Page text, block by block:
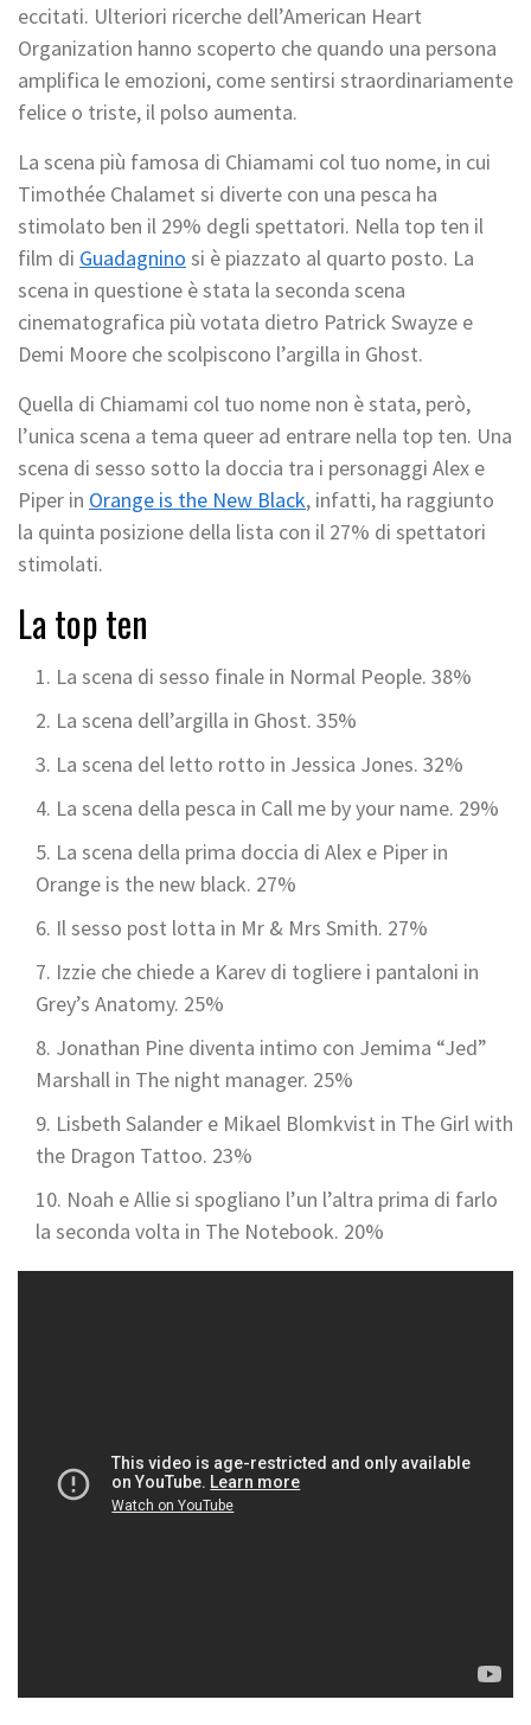
eccitati. Ulteriori ricerche dell’American Heart
Organization hanno scoperto che quando una persona
amplifica le emozioni, come sentirsi straordinariamente
felice o triste, il polso aumenta.
La scena più famosa di Chiamami col tuo nome, in cui
Timothée Chalamet si diverte con una pesca ha
stimolato ben il 29% degli spettatori. Nella top ten il
film di Guadagnino si è piazzato al quarto posto. La
scena in questione è stata la seconda scena
cinematografica più votata dietro Patrick Swayze e
Demi Moore che scolpiscono l’argilla in Ghost.
Quella di Chiamami col tuo nome non è stata, però,
l’unica scena a tema queer ad entrare nella top ten. Una
scena di sesso sotto la doccia tra i personaggi Alex e
Piper in Orange is the New Black, infatti, ha raggiunto
la quinta posizione della lista con il 27% di spettatori
stimolati.
La top ten
La scena di sesso finale in Normal People. 38%
La scena dell’argilla in Ghost. 35%
La scena del letto rotto in Jessica Jones. 32%
La scena della pesca in Call me by your name. 29%
La scena della prima doccia di Alex e Piper in
Orange is the new black. 27%
Il sesso post lotta in Mr & Mrs Smith. 27%
Izzie che chiede a Karev di togliere i pantaloni in
Grey’s Anatomy. 25%
Jonathan Pine diventa intimo con Jemima “Jed”
Marshall in The night manager. 25%
Lisbeth Salander e Mikael Blomkvist in The Girl with
the Dragon Tattoo. 23%
Noah e Allie si spogliano l’un l’altra prima di farlo
la seconda volta in The Notebook. 20%